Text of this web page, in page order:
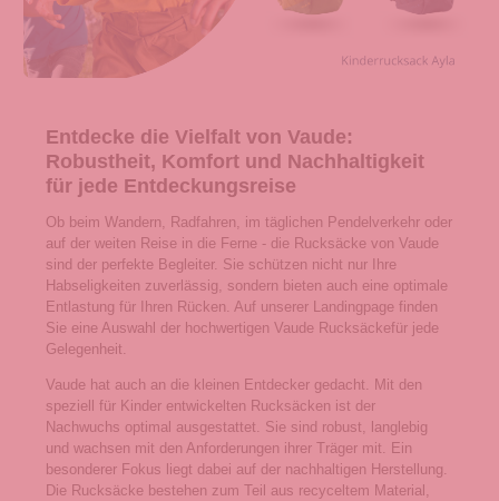
Entdecke die Vielfalt von Vaude:
Robustheit, Komfort und Nachhaltigkeit
für jede Entdeckungsreise
Ob beim Wandern, Radfahren, im täglichen Pendelverkehr oder
auf der weiten Reise in die Ferne - die Rucksäcke von Vaude
sind der perfekte Begleiter. Sie schützen nicht nur Ihre
Habseligkeiten zuverlässig, sondern bieten auch eine optimale
Entlastung für Ihren Rücken. Auf unserer Landingpage finden
Sie eine Auswahl der hochwertigen Vaude Rucksäckefür jede
Gelegenheit.
Vaude hat auch an die kleinen Entdecker gedacht. Mit den
speziell für Kinder entwickelten Rucksäcken ist der
Nachwuchs optimal ausgestattet. Sie sind robust, langlebig
und wachsen mit den Anforderungen ihrer Träger mit. Ein
besonderer Fokus liegt dabei auf der nachhaltigen Herstellung.
Die Rucksäcke bestehen zum Teil aus recyceltem Material,